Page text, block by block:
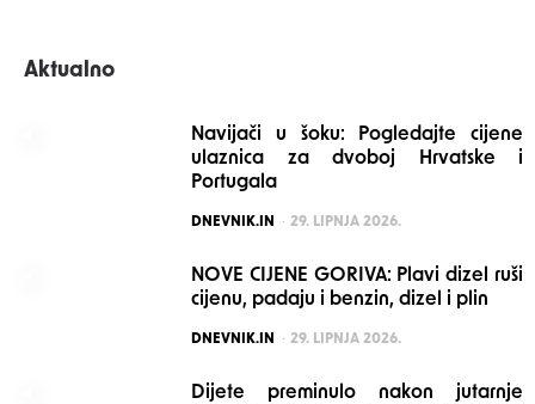
Aktualno
Navijači u šoku: Pogledajte cijene
ulaznica za dvoboj Hrvatske i
Portugala
POSTED
DNEVNIK.IN 29. LIPNJA 2026.
NOVE CIJENE GORIVA: Plavi dizel ruši
cijenu, padaju i benzin, dizel i plin
POSTED
DNEVNIK.IN 29. LIPNJA 2026.
Dijete preminulo nakon jutarnje